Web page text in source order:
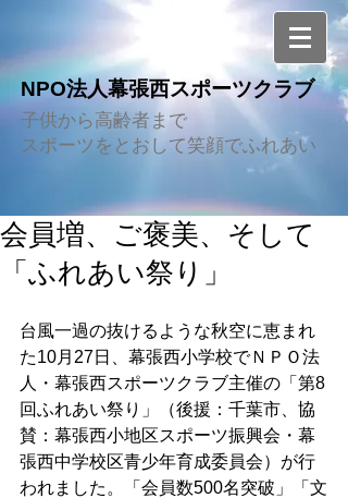
NPO法人幕張西スポーツクラブ
子供から高齢者まで
スポーツをとおして笑顔でふれあい
会員増、ご褒美、そして
「ふれあい祭り」
台風一過の抜けるような秋空に恵まれ
た10月27日、幕張西小学校でＮＰＯ法
人・幕張西スポーツクラブ主催の「第8
回ふれあい祭り」（後援：千葉市、協
賛：幕張西小地区スポーツ振興会・幕
張西中学校区青少年育成委員会）が行
われました。「会員数500名突破」「文